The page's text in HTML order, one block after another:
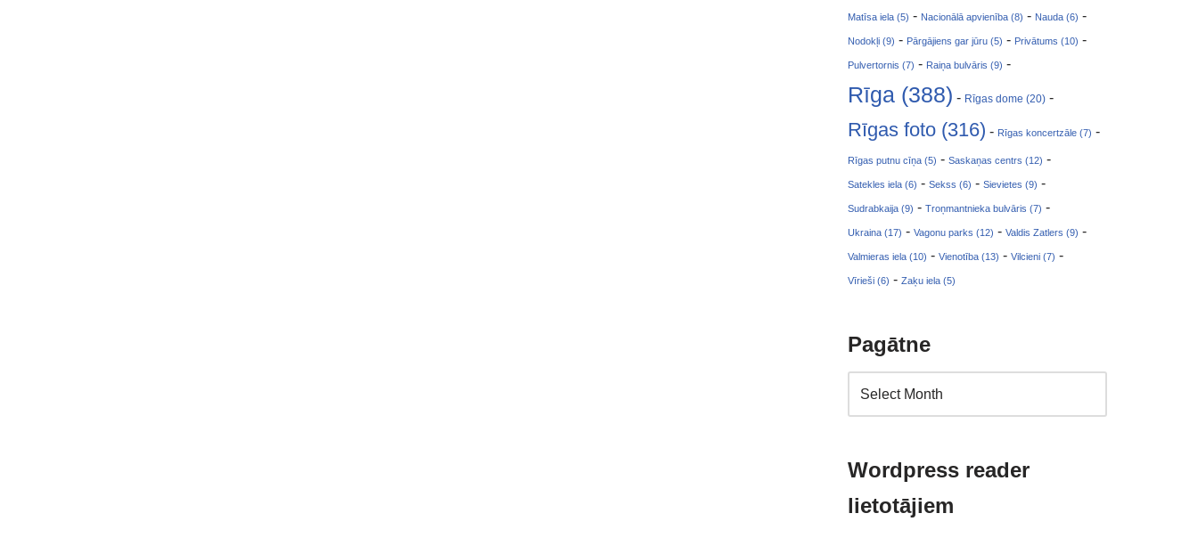
Matīsa iela (5) - Nacionālā apvienība (8) - Nauda (6) -
Nodokļi (9) - Pārgājiens gar jūru (5) - Privātums (10) -
Pulvertornis (7) - Raiņa bulvāris (9) -
Rīga (388) - Rīgas dome (20) -
Rīgas foto (316) - Rīgas koncertzāle (7) -
Rīgas putnu cīņa (5) - Saskaņas centrs (12) -
Satekles iela (6) - Sekss (6) - Sievietes (9) -
Sudrabkaija (9) - Troņmantnieka bulvāris (7) -
Ukraina (17) - Vagonu parks (12) - Valdis Zatlers (9) -
Valmieras iela (10) - Vienotība (13) - Vilcieni (7) -
Vīrieši (6) - Zaķu iela (5)
Pagātne
Wordpress reader
lietotājiem